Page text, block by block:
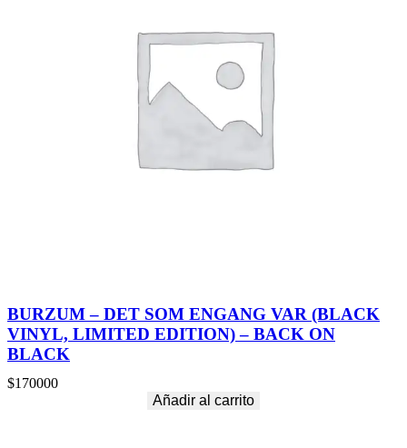
BURZUM – DET SOM ENGANG VAR (BLACK
VINYL, LIMITED EDITION) – BACK ON
BLACK
$170000
Añadir al carrito